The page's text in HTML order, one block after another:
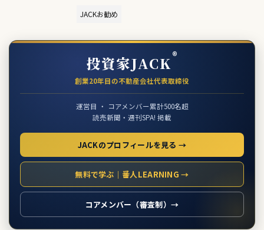
JACKお勧め
投資家JACK®
創業20年目の不動産会社代表取締役
運営目 ・ コアメンバー累計500名超
読売新聞・週刊SPA! 掲載
JACKのプロフィールを見る →
無料で学ぶ｜番人LEARNING →
コアメンバー（審査制）→